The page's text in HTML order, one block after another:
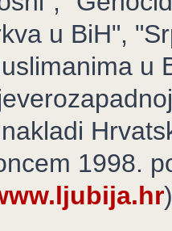
u BiH",
u
1998.
)